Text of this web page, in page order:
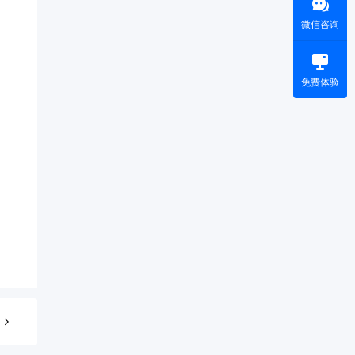
微信咨询
免费体验